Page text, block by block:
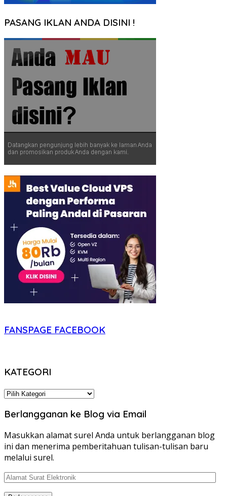
PASANG IKLAN ANDA DISINI !
FANSPAGE FACEBOOK
KATEGORI
KATEGORI
Berlangganan ke Blog via Email
Masukkan alamat surel Anda untuk berlangganan blog
ini dan menerima pemberitahuan tulisan-tulisan baru
melalui surel.
Alamat